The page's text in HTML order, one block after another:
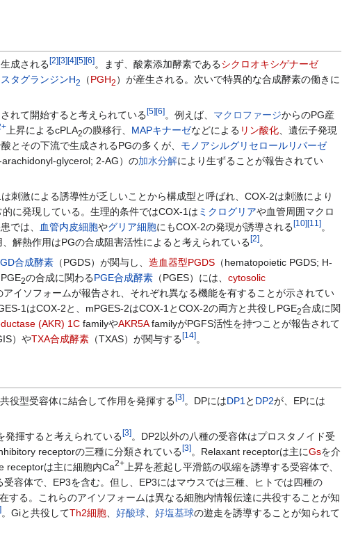
成される[2][3][4][5][6]。まず、酸素添加酵素であるシクロオキシゲナーゼ
タグランジンH2 （PGH2 ）が産生される。次いで特異的な合成酵素の働きに
れて開始すると考えられている[5][6]。例えば、 マクロファージからのPG産
上昇によるcPLA2の膜移行、 MAPキナーゼなどによる リン酸化 、遺伝子発現
とその下流で生成されるPGの多くが、 モノアシルグリセロールリパーゼ
arachidonyl-glycerol; 2-AG）の加水分解により生ずることが報告されてい
刺激による誘導性が乏しいことから構成型と呼ばれ、COX-2は刺激により
に発現している。生理的条件ではCOX-1は ミクログリアや血管周囲マクロ
では、 血管内皮細胞やグリア細胞にもCOX-2の発現が誘導される[10][11 ]。
解熱作用はPGの合成阻害活性によると考えられている[2]。
合成酵素 （PGDS）が関与し、 造血器型PGDS （hematopoietic PGDS; H-
2の合成に関わるPGE合成酵素 （PGES）には、 cytosolic
アイソフォームが報告され、それぞれ異なる機能を有することが示されてい
1はCOX-2と、mPGES-2はCOX-1とCOX-2の両方と共役しPGE2合成に関
(AKR) 1C familyやAKR5AfamilyがPGFS活性を持つことが報告されて
）やTXA合成酵素 （TXAS）が関与する[14]。
役型受容体に結合して作用を発揮する [3] 。DPにはDP1 と DP2が、EPには
発揮すると考えられている [3] 。DP2以外の八種の受容体はプロスタノイド受
receptorの三種に分類されている [3] 。Relaxant receptorは主にGsを介
receptorは主に細胞内Ca2+ 上昇を惹起し平滑筋の収縮を誘導する受容体で、
容体で、EP3を含む。但し、EP3にはマウスでは三種、ヒトでは四種の
る。これらのアイソフォームは異なる細胞内情報伝達に共役することが知
] 。Giと共役してTh2細胞 好酸球 好塩基球の遊走を誘導することが知られて